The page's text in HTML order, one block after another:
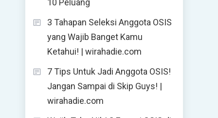
10 Peluang
3 Tahapan Seleksi Anggota OSIS
yang Wajib Banget Kamu
Ketahui! | wirahadie.com
7 Tips Untuk Jadi Anggota OSIS!
Jangan Sampai di Skip Guys! |
wirahadie.com